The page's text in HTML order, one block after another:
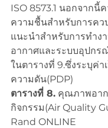
ISO 8573.1 นอกจากนี้
ความชื้นสำหรับการคว
แนะนำสำหรับการทำง
อากาศและระบบอุปกร
ในตารางที่ 9.ซึ่งระบุค่า
ความดัน(PDP)
ตารางที่ 8. คุณภาพอา
กิจกรรม(Air Quality
Rand ONLINE